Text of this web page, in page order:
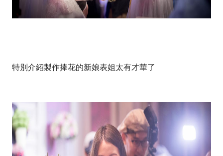
特別介紹製作捧花的新娘表姐太有才華了